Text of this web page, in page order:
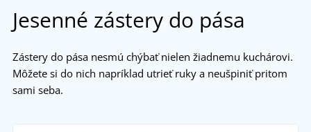
Jesenné zástery do pása
Zástery do pása nesmú chýbať nielen žiadnemu kuchárovi.
Môžete si do nich napríklad utrieť ruky a neušpiniť pritom
sami seba.